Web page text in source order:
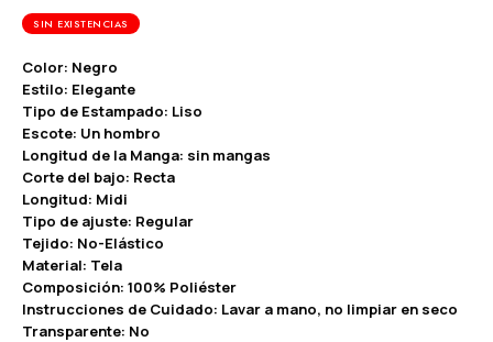
SIN EXISTENCIAS
Color: Negro
Estilo: Elegante
Tipo de Estampado: Liso
Escote: Un hombro
Longitud de la Manga: sin mangas
Corte del bajo: Recta
Longitud: Midi
Tipo de ajuste: Regular
Tejido: No-Elástico
Material: Tela
Composición: 100% Poliéster
Instrucciones de Cuidado: Lavar a mano, no limpiar en seco
Transparente: No